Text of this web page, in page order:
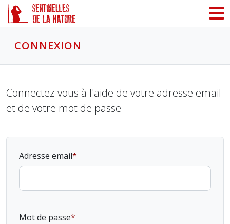
CONNEXION
Connectez-vous à l'aide de votre adresse email
et de votre mot de passe
Adresse email
Mot de passe
Panneau de gestion des cookies